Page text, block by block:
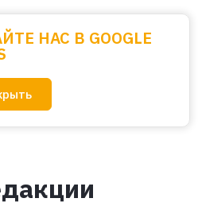
НАС В GOOGLE